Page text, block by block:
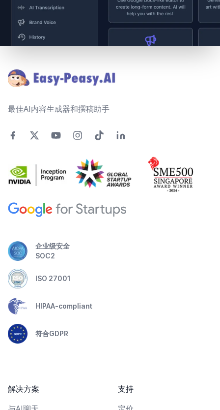
最佳AI内容生成器和撰稿助手
企业级安全
SOC2
ISO 27001
HIPAA-compliant
符合GDPR
解决方案
支持